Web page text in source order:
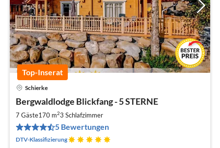
Top-Inserat
Schierke
Bergwaldlodge Blickfang - 5 STERNE
7 Gäste170 m23 Schlafzimmer
5 Bewertungen
DTV-Klassifizierung